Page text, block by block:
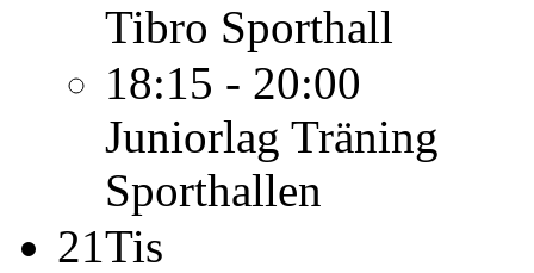
Tibro Sporthall
18:15 - 20:00
Juniorlag Träning
Sporthallen
21Tis